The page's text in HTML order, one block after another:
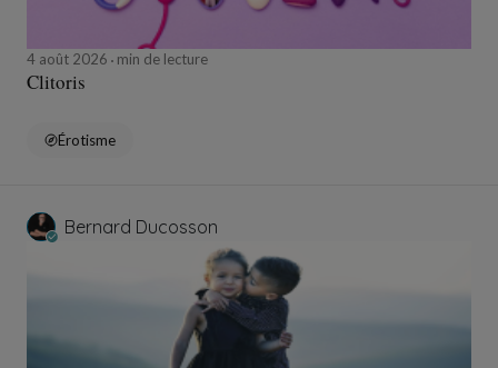
4 août 2026 min de lecture
Clitoris
Érotisme
Bernard Ducosson